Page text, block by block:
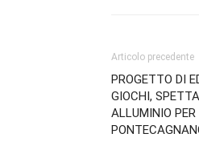
Articolo precedente
PROGETTO DI
GIOCHI,
ALLUMINIO